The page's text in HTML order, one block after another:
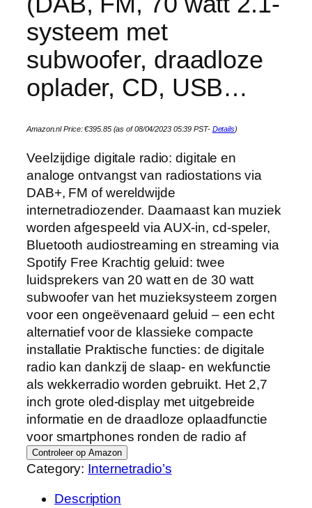
systeem met
subwoofer, draadloze
oplader, CD, USB…
Amazon.nl Price:€395.85(as of 08/04/2023 05:39 PST- Details)
Veelzijdige digitale radio: digitale en
analoge ontvangst van radiostations via
DAB+, FM of wereldwijde
internetradiozender. Daarnaast kan muziek
worden afgespeeld via AUX-in, cd-speler,
Bluetooth audiostreaming en streaming via
Spotify Free Krachtig geluid: twee
luidsprekers van 20 watt en de 30 watt
subwoofer van het muzieksysteem zorgen
voor een ongeëvenaard geluid – een echt
alternatief voor de klassieke compacte
installatie Praktische functies: de digitale
radio kan dankzij de slaap- en wekfunctie
als wekkerradio worden gebruikt. Het 2,7
inch grote oled-display met uitgebreide
informatie en de draadloze oplaadfunctie
voor smartphones ronden de radio af
Controleer op Amazon
Category: Internetradio’s
Description